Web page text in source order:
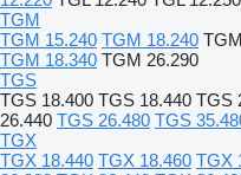
TGM
TGM 15.240 TGM 18.240
TGM 18.340 TGM 26.290
TGS
TGS 18.400 TGS 18.440 TGS
26.440 TGS 26.480 TGS
TGX
TGX 18.440 TGX 18.460 TGX